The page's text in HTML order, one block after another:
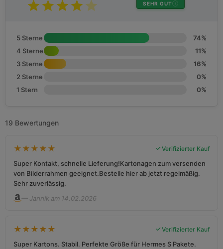
SEHR GUT
5 Sterne
74%
4 Sterne
11%
3 Sterne
16%
2 Sterne
0%
1 Stern
0%
19 Bewertungen
★ ★ ★ ★ ★ Verifizierter Kauf
Super Kontakt, schnelle Lieferung!Kartonagen zum versenden
von Bilderrahmen geeignet.Bestelle hier ab jetzt regelmäßig.
Sehr zuverlässig.
— Jannik am 14.02.2026
★ ★ ★ ★ ★ Verifizierter Kauf
Super Kartons. Stabil. Perfekte Größe für Hermes S Pakete.